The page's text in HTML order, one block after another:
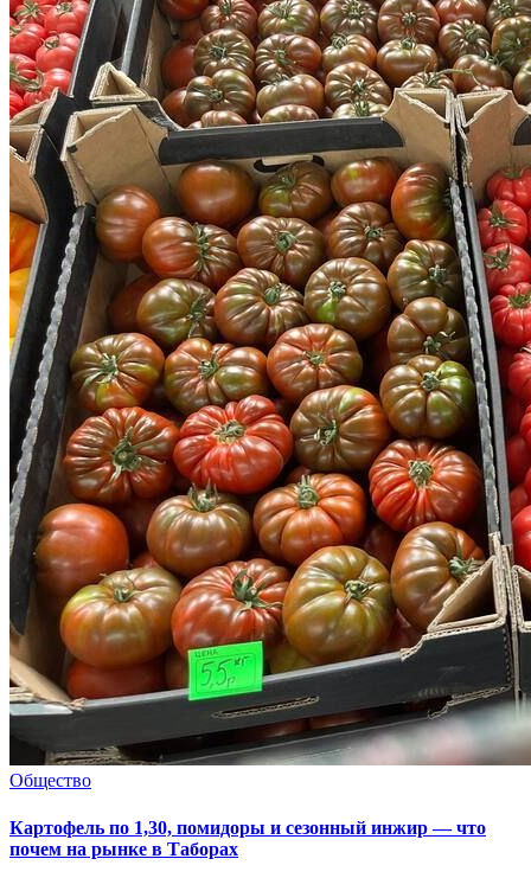
Общество
Картофель по 1,30, помидоры и сезонный инжир — что
почем на рынке в Таборах